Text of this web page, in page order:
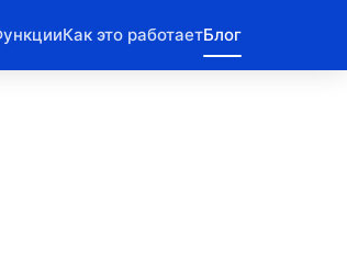
Как это работаетБлог